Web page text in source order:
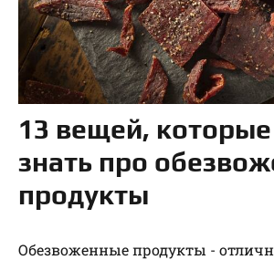
13 вещей,
знать про
продукты
Обезвоженные продукты -